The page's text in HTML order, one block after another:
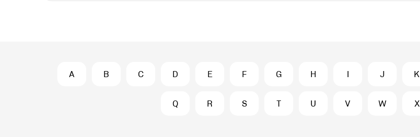
A B C D E F G H I J K
Q R S T U V W X